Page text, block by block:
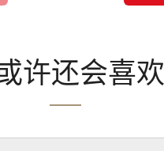
许还会喜欢